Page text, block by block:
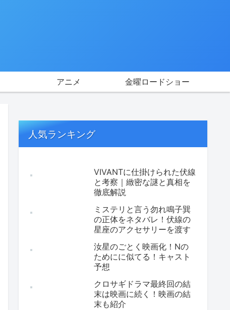
アニメ 金曜ロードショー
人気ランキング
VIVANTに仕掛けられた伏線
と考察｜緻密な謎と真相を
徹底解説
ミステリと言う勿れ鳴子巽
の正体をネタバレ！伏線の
星座のアクセサリーを渡す
汝星のごとく映画化！Nの
ためにに似てる！キャスト
予想
クロサギドラマ最終回の結
末は映画に続く！映画の結
末も紹介